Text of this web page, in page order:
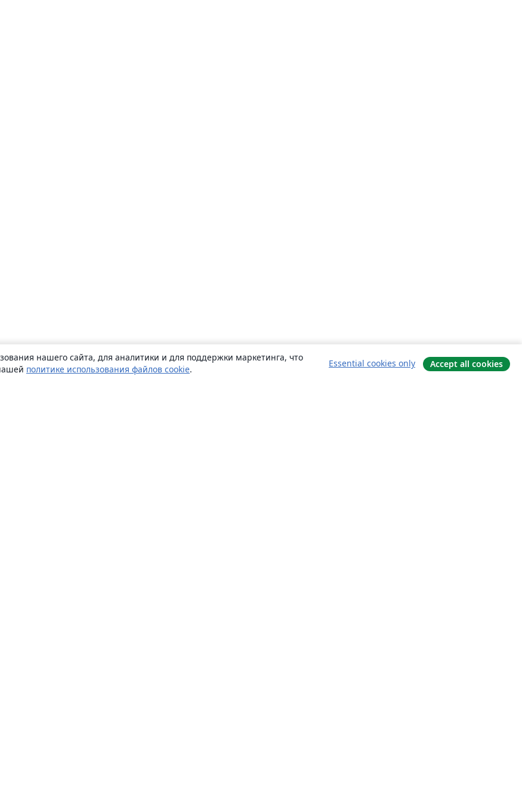
нашего сайта, для аналитики и для поддержки маркетинга, что
политике использования файлов cookie.
Essential cookies only Accept all cookies